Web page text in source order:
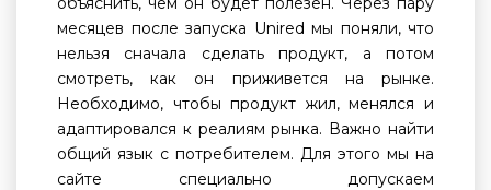
месяцев после запуска Unired мы поняли, что
нельзя сначала сделать продукт, а потом
смотреть, как он приживется на рынке.
Необходимо, чтобы продукт жил, менялся и
адаптировался к реалиям рынка. Важно найти
общий язык с потребителем. Для этого мы на
сайте специально допускаем